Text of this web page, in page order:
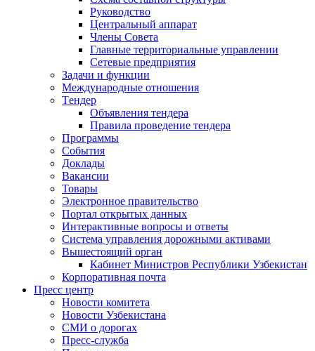
Руководство
Центральный аппарат
Члены Совета
Главные территориальные управлении
Сетевые предприятия
Задачи и функции
Международные отношения
Tендер
Объявления тендера
Правила проведение тендера
Программы
Cобытия
Доклады
Вакансии
Товары
Электронное правительство
Портал открытых данных
Интерактивные вопросы и ответы
Система управления дорожными активами
Вышестоящий орган
Кабинет Министров Республики Узбекистан
Корпоративная почта
Пресс центр
Новости комитета
Новости Узбекистана
СМИ о дорогах
Пресс-служба